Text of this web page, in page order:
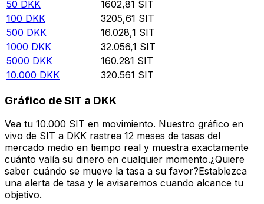
50 DKK 1602,81 SIT
100 DKK 3205,61 SIT
500 DKK 16.028,1 SIT
1000 DKK 32.056,1 SIT
5000 DKK 160.281 SIT
10.000 DKK 320.561 SIT
Gráfico de SIT a DKK
Vea tu 10.000 SIT en movimiento. Nuestro gráfico en
vivo de SIT a DKK rastrea 12 meses de tasas del
mercado medio en tiempo real y muestra exactamente
cuánto valía su dinero en cualquier momento.¿Quiere
saber cuándo se mueve la tasa a su favor?Establezca
una alerta de tasa y le avisaremos cuando alcance tu
objetivo.